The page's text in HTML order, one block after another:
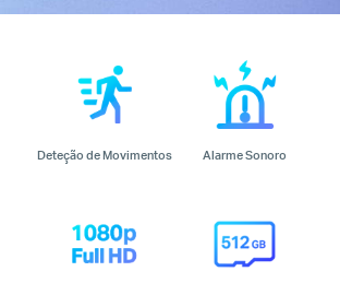
Deteção de Movimentos Alarme Sonoro